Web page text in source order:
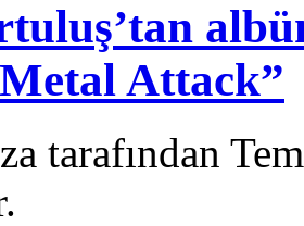
Attack”
tarafından